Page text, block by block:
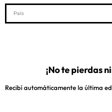
¡No te pierdas
Recibí automáticamente la última